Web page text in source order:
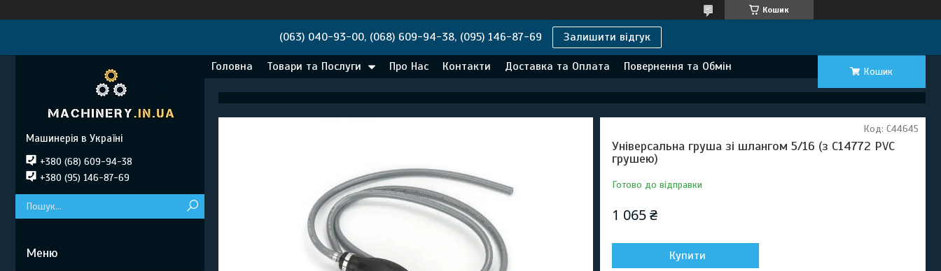
Кошик
(063) 040-93-00, (068) 609-94-38, (095) 146-87-69 Залишити відгук
Головна Товари та Послуги Про Нас Контакти Доставка та Оплата Повернення та Обмін Кошик
Універсальна груша зі шлангом 5/16 (з C14772 PVC
грушею)
Готово до відправки
Код: C44645
1 065 ₴
Купити
Машинерія в Україні
+380 (68) 609-94-38
+380 (95) 146-87-69